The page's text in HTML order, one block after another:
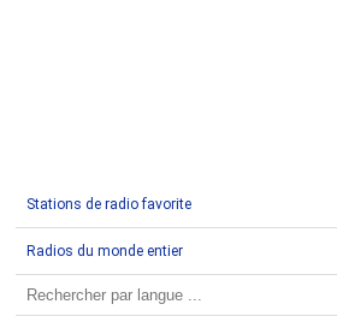
Egypte
Stations de radio favorite
Radios du monde entier